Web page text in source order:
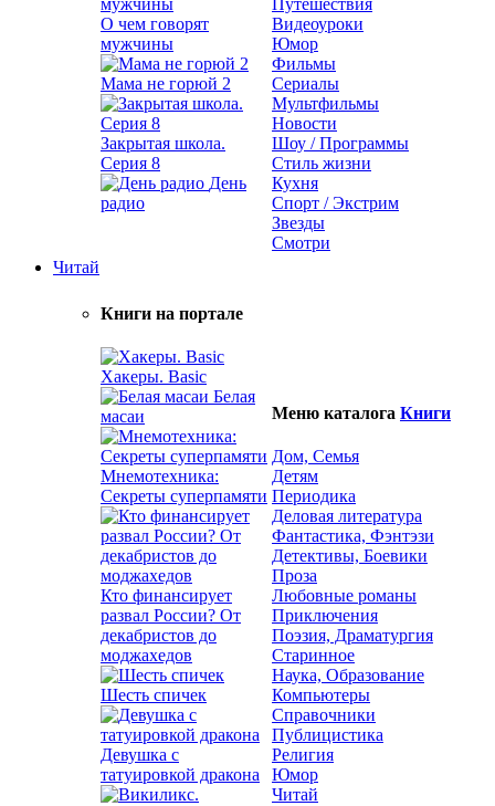
О чем говорят
мужчины
Мама не горюй 2
Закрытая школа.
Серия 8
День
радио
Путешествия
Видеоуроки
Юмор
Фильмы
Сериалы
Мультфильмы
Новости
Шоу / Программы
Стиль жизни
Кухня
Спорт / Экстрим
Звезды
Смотри
Читай
Книги на портале
Хакеры. Basic
Белая
масаи
Мнемотехника:
Секреты суперпамяти
Кто финансирует
развал России? От
декабристов до
моджахедов
Шесть спичек
Девушка с
татуировкой дракона
Меню каталога Книги
Дом, Семья
Детям
Периодика
Деловая литература
Фантастика, Фэнтэзи
Детективы, Боевики
Проза
Любовные романы
Приключения
Поэзия, Драматургия
Старинное
Наука, Образование
Компьютеры
Справочники
Публицистика
Религия
Юмор
Читай